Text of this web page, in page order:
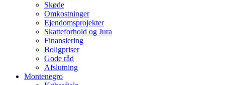
Skøde
Omkostninger
Ejendomsprojekter
Skatteforhold og Jura
Finansiering
Boligpriser
Gode råd
Afslutning
Montenegro